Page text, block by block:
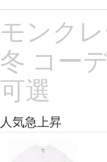
モンク
冬 コー
可選
人気急上昇